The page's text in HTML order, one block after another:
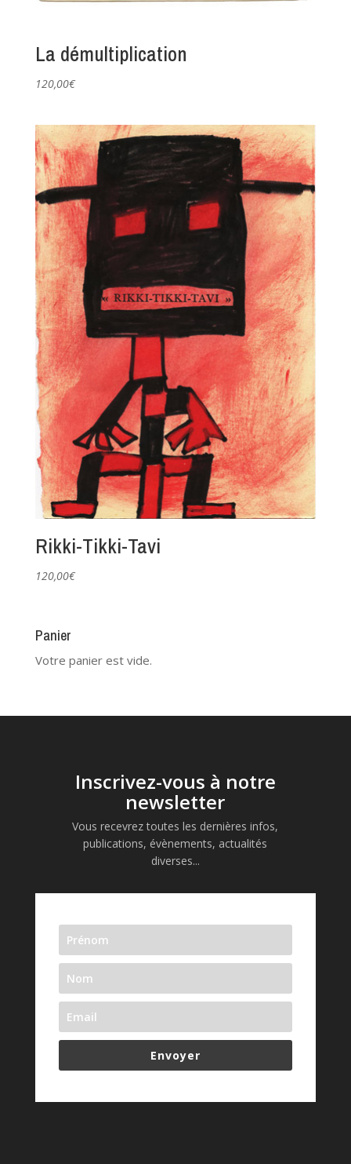
La démultiplication
120,00€
Rikki-Tikki-Tavi
120,00€
Panier
Votre panier est vide.
Inscrivez-vous à notre
newsletter
Vous recevrez toutes les dernières infos,
publications, évènements, actualités
diverses...
Envoyer